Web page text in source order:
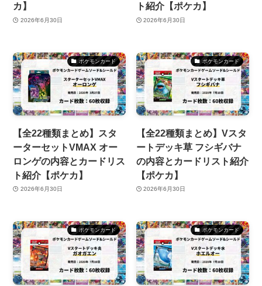
カ】
2026年6月30日
ト紹介【ポケカ】
2026年6月30日
ポケモンカード
【全22種類まとめ】スタ
ーターセットVMAX オー
ロンゲの内容とカードリス
ト紹介【ポケカ】
2026年6月30日
ポケモンカード
【全22種類まとめ】Vスタ
ートデッキ草 フシギバナ
の内容とカードリスト紹介
【ポケカ】
2026年6月30日
ポケモンカード ポケモンカード